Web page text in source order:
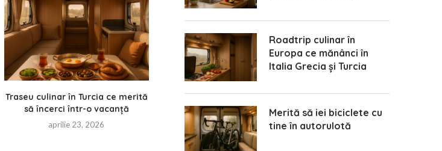
Traseu culinar în Turcia ce merită
să încerci într-o vacanță
aprilie 23, 2026
Traseu gastronomic în Europa
pentru iubitorii de mâncare
locală
aprilie 3, 2026
12 zile în Scandinavia –
Norvegia cu autorulota
Roadtrip culinar în
Europa ce mănânci în
Italia Grecia și Turcia
Merită să iei biciclete cu
tine în autorulotă